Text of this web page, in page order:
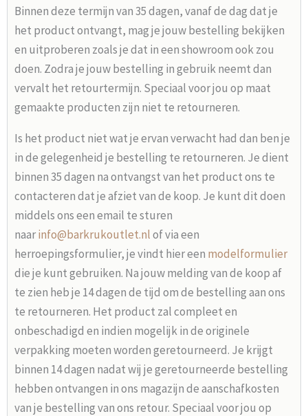
Binnen deze termijn van 35 dagen, vanaf de dag dat je
het product ontvangt, mag je jouw bestelling bekijken
en uitproberen zoals je dat in een showroom ook zou
doen. Zodra je jouw bestelling in gebruik neemt dan
vervalt het retourtermijn. Speciaal voor jou op maat
gemaakte producten zijn niet te retourneren.
Is het product niet wat je ervan verwacht had dan ben je
in de gelegenheid je bestelling te retourneren. Je dient
binnen 35 dagen na ontvangst van het product ons te
contacteren dat je afziet van de koop. Je kunt dit doen
middels ons een email te sturen
naarinfo@barkrukoutlet.nlof via een
herroepingsformulier, je vindt hier een modelformulier
die je kunt gebruiken. Na jouw melding van de koop af
te zien heb je 14 dagen de tijd om de bestelling aan ons
te retourneren. Het product zal compleet en
onbeschadigd en indien mogelijk in de originele
verpakking moeten worden geretourneerd. Je krijgt
binnen 14 dagen nadat wij je geretourneerde bestelling
hebben ontvangen in ons magazijn de aanschafkosten
van je bestelling van ons retour. Speciaal voor jou op